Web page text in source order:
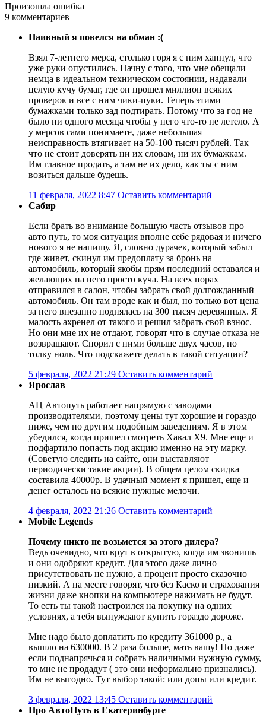
Произошла ошибка
9 комментариев
Наивный я повелся на обман :(
Взял 7-летнего мерса, столько горя я с ним хапнул, что
уже руки опустились. Начну с того, что мне обещали
немца в идеальном техническом состоянии, надавали
целую кучу бумаг, где он прошел миллион всяких
проверок и все с ним чики-пуки. Теперь этими
бумажками только зад подтирать. Потому что за год не
было ни одного месяца чтобы у него что-то не летело. А
у мерсов сами понимаете, даже небольшая
неисправность втягивает на 50-100 тысяч рублей. Так
что не стоит доверять ни их словам, ни их бумажкам.
Им главное продать, а там не их дело, как ты с ним
возиться дальше будешь.
11 февраля, 2022 8:47 Оставить комментарий
Сабир
Если брать во внимание большую часть отзывов про
авто путь, то моя ситуация вполне себе рядовая и ничего
нового я не напишу. Я, словно дурачек, который забыл
где живет, скинул им предоплату за бронь на
автомобиль, который якобы прям последний оставался и
желающих на него просто куча. На всех порах
отправился в салон, чтобы забрать свой долгожданный
автомобиль. Он там вроде как и был, но только вот цена
за него внезапно поднялась на 300 тысяч деревянных. Я
малость ахренел от такого и решил забрать свой взнос.
Но они мне их не отдают, говорят что в случае отказа не
возвращают. Спорил с ними больше двух часов, но
толку ноль. Что подскажете делать в такой ситуации?
5 февраля, 2022 21:29 Оставить комментарий
Ярослав
АЦ Автопуть работает напрямую с заводами
производителями, поэтому цены тут хорошие и гораздо
ниже, чем по другим подобным заведениям. Я в этом
убедился, когда пришел смотреть Хавал Х9. Мне еще и
подфартило попасть под акцию именно на эту марку.
(Советую следить на сайте, они выставляют
периодически такие акции). В общем целом скидка
составила 40000р. В удачный момент я пришел, еще и
денег осталось на всякие нужные мелочи.
4 февраля, 2022 21:26 Оставить комментарий
Mobile Legends
Почему никто не возьмется за этого дилера?
Ведь очевидно, что врут в открытую, когда им звонишь
и они одобряют кредит. Для этого даже лично
присутствовать не нужно, а процент просто сказочно
низкий. А на месте говорят, что без Каско и страхования
жизни даже кнопки на компьютере нажимать не будут.
То есть ты такой настроился на покупку на одних
условиях, а тебя вынуждают купить гораздо дороже.
Мне надо было доплатить по кредиту 361000 р., а
вышло на 630000. В 2 раза больше, мать вашу! Но даже
если поднапрячься и собрать наличными нужную сумму,
то мне не продадут ( это они неформально признались).
Им не выгодно. Тут выбор такой: или допы или кредит.
3 февраля, 2022 13:45 Оставить комментарий
Про АвтоПуть в Екатеринбурге